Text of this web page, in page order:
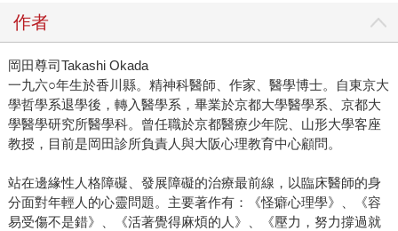
作者
岡田尊司Takashi Okada
一九六○年生於香川縣。精神科醫師、作家、醫學博士。自東京大
學哲學系退學後，轉入醫學系，畢業於京都大學醫學系、京都大
學醫學研究所醫學科。曾任職於京都醫療少年院、山形大學客座
教授，目前是岡田診所負責人與大阪心理教育中心顧問。
站在邊緣性人格障礙、發展障礙的治療最前線，以臨床醫師的身
分面對年輕人的心靈問題。主要著作有：《怪癖心理學》、《容
易受傷不是錯》、《活著覺得麻煩的人》、《壓力，努力撐過就